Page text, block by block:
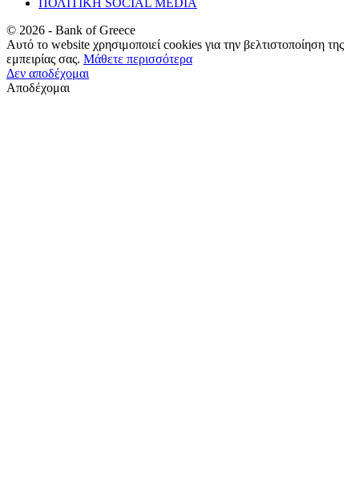
© 2026 - Bank of Greece
Αυτό το website χρησιμοποιεί cookies για την βελτιστοποίηση της
εμπειρίας σας. Μάθετε περισσότερα
Δεν αποδέχομαι
Αποδέχομαι